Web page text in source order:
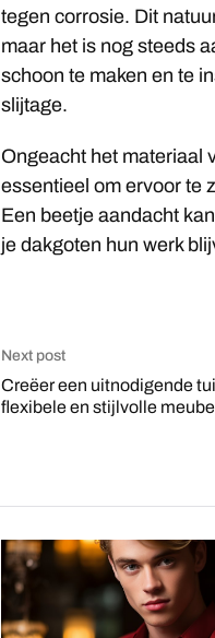
tegen corrosie. Dit
maar het is nog steeds
schoon te maken en te
slijtage.
Ongeacht het materiaal
essentieel om ervoor te
Een beetje aandacht
je dakgoten hun werk
Next post
Creëer een uitnodigende
flexibele en stijlvolle